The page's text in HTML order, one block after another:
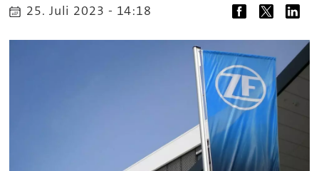
25. Juli 2023 - 14:18